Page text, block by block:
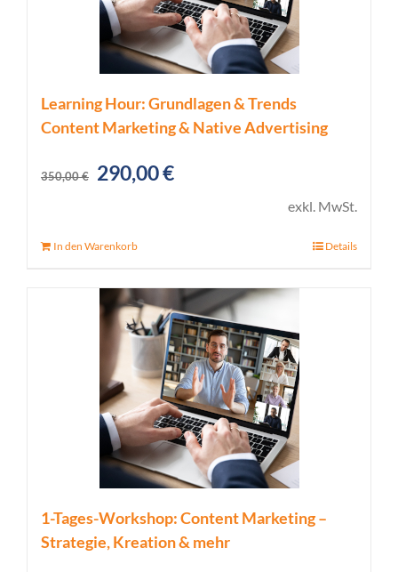
Learning Hour: Grundlagen & Trends
Content Marketing & Native Advertising
350,00€
Ursprünglicher
290,00€Aktueller
exkl. MwSt.
In den Warenkorb Details
1-Tages-Workshop: Content Marketing –
Strategie, Kreation & mehr